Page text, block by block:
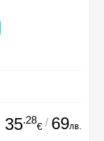
35.28
€ / 69лв.